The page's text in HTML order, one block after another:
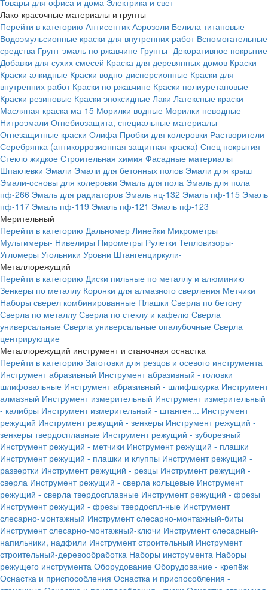
Товары для офиса и дома Электрика и свет
Лако-красочные материалы и грунты
Перейти в категорию Антисептик Аэрозоли Белила титановые
Водоэмульсионные краски для внутренних работ Вспомогательные
средства Грунт-эмаль по ржавчине Грунты- Декоративное покрытие
Добавки для сухих смесей Краска для деревянных домов Краски
Краски алкидные Краски водно-дисперсионные Краски для
внутренних работ Краски по ржавчине Краски полиуретановые
Краски резиновые Краски эпоксидные Лаки Латексные краски
Масляная краска ма-15 Морилки водные Морилки неводные
Нитроэмали Огнебиозащита, специальные материалы
Огнезащитные краски Олифа Пробки для колеровки Растворители
Серебрянка (антикоррозионная защитная краска) Спец покрытия
Стекло жидкое Строительная химия Фасадные материалы
Шпаклевки Эмали Эмали для бетонных полов Эмали для крыш
Эмали-основы для колеровки Эмаль для пола Эмаль для пола
пф-266 Эмаль для радиаторов Эмаль нц-132 Эмаль пф-115 Эмаль
пф-117 Эмаль пф-119 Эмаль пф-121 Эмаль пф-123
Мерительный
Перейти в категорию Дальномер Линейки Микрометры
Мультимеры- Нивелиры Пирометры Рулетки Тепловизоры-
Угломеры Угольники Уровни Штангенциркули-
Металлорежущий
Перейти в категорию Диски пильные по металлу и алюминию
Зенкеры по металлу Коронки для алмазного сверления Метчики
Наборы сверел комбинированные Плашки Сверла по бетону
Сверла по металлу Сверла по стеклу и кафелю Сверла
универсальные Сверла универсальные опалубочные Сверла
центрирующие
Металлорежущий инструмент и станочная оснастка
Перейти в категорию Заготовки для резцов и осевого инструмента
Инструмент абразивный Инструмент абразивный - головки
шлифовальные Инструмент абразивный - шлифшкурка Инструмент
алмазный Инструмент измерительный Инструмент измерительный
- калибры Инструмент измерительный - штанген... Инструмент
режущий Инструмент режущий - зенкеры Инструмент режущий -
зенкеры твердосплавные Инструмент режущий - зуборезный
Инструмент режущий - метчики Инструмент режущий - плашки
Инструмент режущий - плашки и клуппы Инструмент режущий -
развертки Инструмент режущий - резцы Инструмент режущий -
сверла Инструмент режущий - сверла кольцевые Инструмент
режущий - сверла твердосплавные Инструмент режущий - фрезы
Инструмент режущий - фрезы твердоспл-ные Инструмент
слесарно-монтажный Инструмент слесарно-монтажный-биты
Инструмент слесарно-монтажный-ключи Инструмент слесарный-
напильники, надфили Инструмент строительный Инструмент
строительный-деревообработка Наборы инструмента Наборы
режущего инструмента Оборудование Оборудование - крепёж
Оснастка и приспособления Оснастка и приспособления -